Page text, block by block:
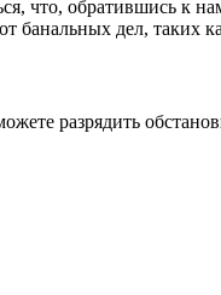
что, обратившись к
банальных дел,
разрядить